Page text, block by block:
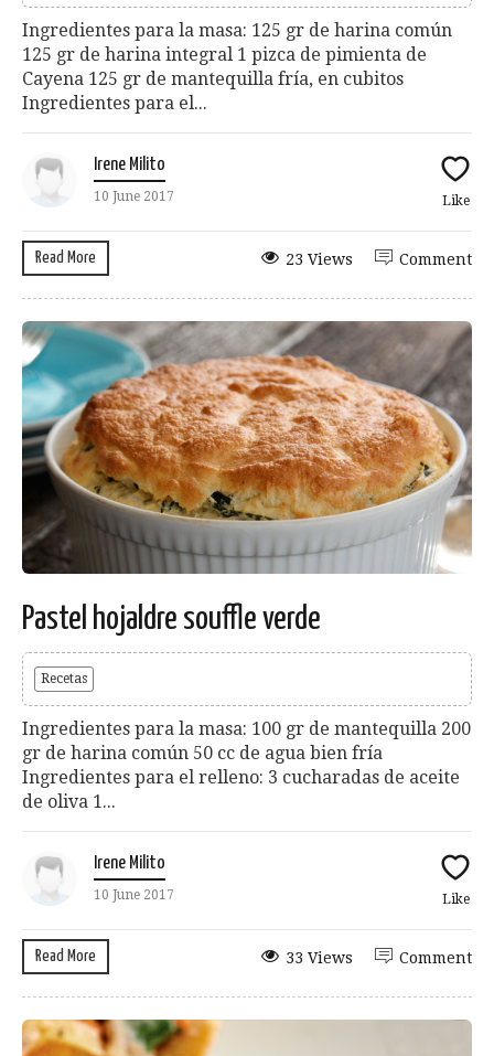
Ingredientes para la masa: 125 gr de harina común
125 gr de harina integral 1 pizca de pimienta de
Cayena 125 gr de mantequilla fría, en cubitos
Ingredientes para el...
Irene Milito
10 June 2017 Like
Read More Comment
23 Views
Pastel hojaldre souffle verde
Recetas
Ingredientes para la masa: 100 gr de mantequilla 200
gr de harina común 50 cc de agua bien fría
Ingredientes para el relleno: 3 cucharadas de aceite
de oliva 1...
Irene Milito
10 June 2017 Like
Read More Comment
33 Views